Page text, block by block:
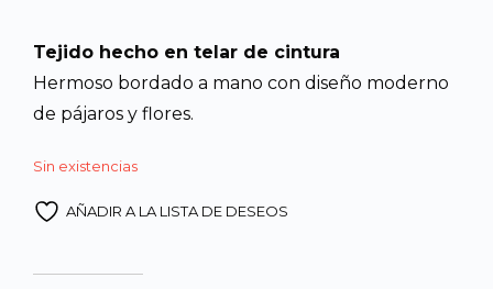
Tejido hecho en telar de cintura
Hermoso bordado a mano con diseño moderno
de pájaros y flores.
Sin existencias
AÑADIR A LA LISTA DE DESEOS